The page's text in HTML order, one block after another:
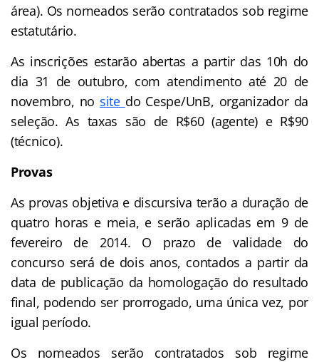
área). Os nomeados serão contratados sob regime
estatutário.
As inscrições estarão abertas a partir das 10h do
dia 31 de outubro, com atendimento até 20 de
novembro, no site do Cespe/UnB, organizador da
seleção. As taxas são de R$60 (agente) e R$90
(técnico).
Provas
As provas objetiva e discursiva terão a duração de
quatro horas e meia, e serão aplicadas em 9 de
fevereiro de 2014. O prazo de validade do
concurso será de dois anos, contados a partir da
data de publicação da homologação do resultado
final, podendo ser prorrogado, uma única vez, por
igual período.
Os nomeados serão contratados sob regime